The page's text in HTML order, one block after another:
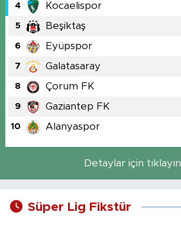
4 Kocaelispor
5 Beşiktaş
6 Eyüpspor
7 Galatasaray
8 Çorum FK
9 Gaziantep FK
10 Alanyaspor
Detaylar için tıklayın
Süper Lig Fikstür